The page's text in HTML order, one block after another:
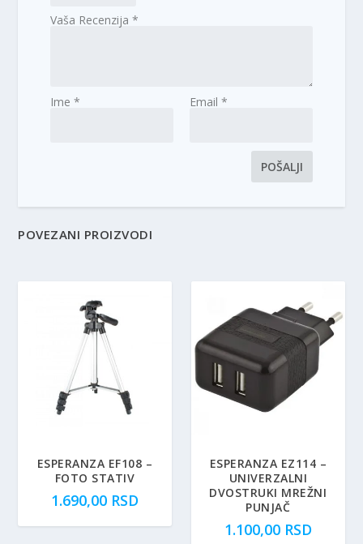
Vaša Recenzija*
Ime* Email *
POVEZANI PROIZVODI
ESPERANZA EF108 –
FOTO STATIV
1.690,00 RSD
ESPERANZA EZ114 –
UNIVERZALNI
DVOSTRUKI MREŽNI
PUNJAČ
1.100,00 RSD